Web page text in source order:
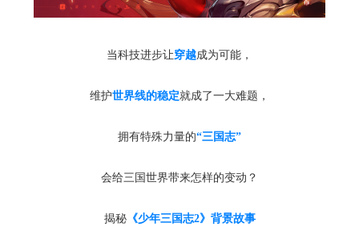
当科技进步让穿越成为可能，
维护世界线的稳定就成了一大难题，
拥有特殊力量的“三国志”
会给三国世界带来怎样的变动？
揭秘《少年三国志2》背景故事